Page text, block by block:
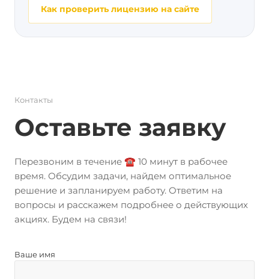
Как проверить лицензию на сайте
Контакты
Оставьте заявку
Перезвоним в течение ☎️ 10 минут в рабочее
время. Обсудим задачи, найдем оптимальное
решение и запланируем работу. Ответим на
вопросы и расскажем подробнее о действующих
акциях. Будем на связи!
Ваше имя